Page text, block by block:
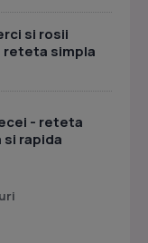
si rosii
reteta simpla
- reteta
rapida